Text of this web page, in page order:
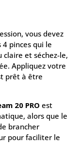
vous devez
pinces qui le
claire et séchez-le,
Appliquez votre
prêt à être
20 PRO est
alors que le
brancher
pour faciliter le